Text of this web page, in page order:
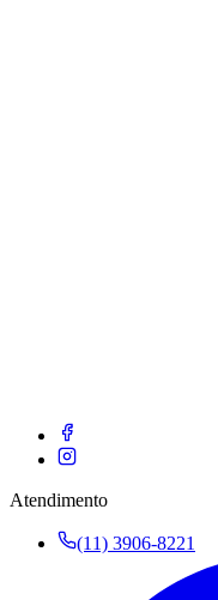
Atendimento
(11) 3906-8221